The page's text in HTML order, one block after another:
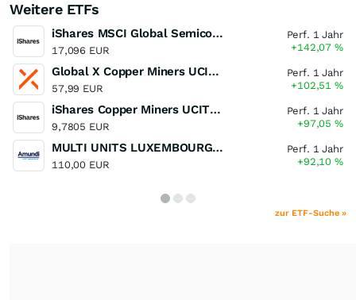
Weitere ETFs
iShares MSCI Global Semiconductors UCITS ETF USD (Acc)
17,096 EUR
Perf. 1 Jahr
+142,07%
Global X Copper Miners UCITS ETF USD Acc
57,99 EUR
Perf. 1 Jahr
+102,51%
iShares Copper Miners UCITS ETF
9,7805 EUR
Perf. 1 Jahr
+97,05%
MULTI UNITS LUXEMBOURG - Lyxor MSCI Semiconductors ESG Filtered
110,00 EUR
Perf. 1 Jahr
+92,10%
zur ETF-Suche »